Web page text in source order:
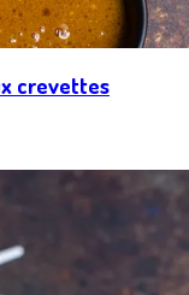
crevettes